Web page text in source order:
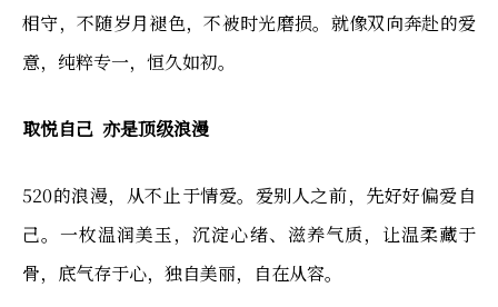
相守，不随岁月褪色，不被时光磨损。就像双向奔赴的爱
意，纯粹专一，恒久如初。
取悦自己 亦是顶级浪漫
520的浪漫，从不止于情爱。爱别人之前，先好好偏爱自
己。一枚温润美玉，沉淀心绪、滋养气质，让温柔藏于
骨，底气存于心，独自美丽，自在从容。